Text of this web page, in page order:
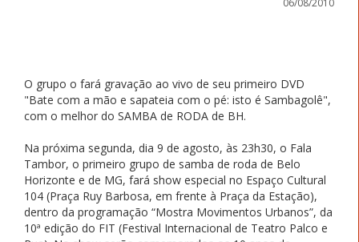
O grupo o fará gravação ao vivo de seu primeiro DVD
"Bate com a mão e sapateia com o pé: isto é Sambagolê",
com o melhor do SAMBA de RODA de BH.
Na próxima segunda, dia 9 de agosto, às 23h30, o Fala
Tambor, o primeiro grupo de samba de roda de Belo
Horizonte e de MG, fará show especial no Espaço Cultural
104 (Praça Ruy Barbosa, em frente à Praça da Estação),
dentro da programação “Mostra Movimentos Urbanos”, da
10ª edição do FIT (Festival Internacional de Teatro Palco e